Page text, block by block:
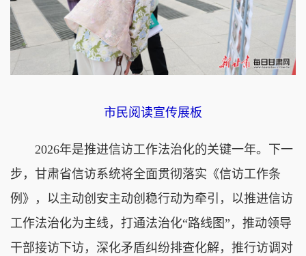
市民阅读宣传展板
2026年是推进信访工作法治化的关键一年。下一
步，甘肃省信访系统将全面贯彻落实《信访工作条
例》，以主动创安主动创稳行动为牵引，以推进信访
工作法治化为主线，打通法治化“路线图”，推动领导
干部接访下访，深化矛盾纠纷排查化解，推行访调对